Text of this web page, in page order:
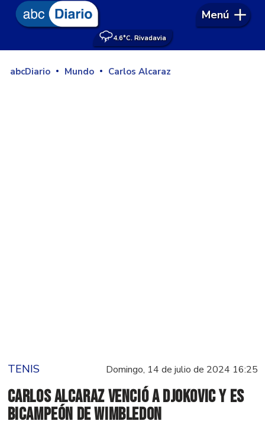
4.6°C. Rivadavia
Menú
abcDiario Mundo Carlos Alcaraz
TENIS Domingo, 14 de julio de 2024 16:25
Carlos Alcaraz venció a Djokovic y es
bicampeón de Wimbledon